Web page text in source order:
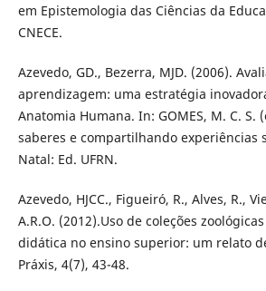
em Epistemologia das Ciências da
CNECE.
Azevedo, GD., Bezerra, MJD. (2006).
aprendizagem: uma estratégia
Anatomia Humana. In: GOMES, M. C. S.
saberes e compartilhando experiências
Natal: Ed. UFRN.
Azevedo, HJCC., Figueiró, R., Alves, R.,
A.R.O. (2012).Uso de coleções
didática no ensino superior: um relato
Práxis, 4(7), 43-48.